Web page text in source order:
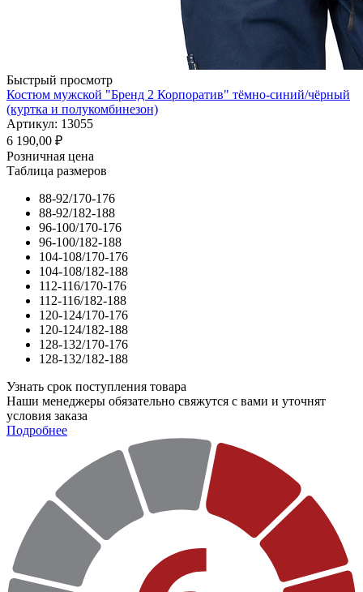
Быстрый просмотр
Костюм мужской "Бренд 2 Корпоратив" тёмно-синий/чёрный
(куртка и полукомбинезон)
Артикул: 13055
6 190,00 ₽
Розничная цена
Таблица размеров
88-92/170-176
88-92/182-188
96-100/170-176
96-100/182-188
104-108/170-176
104-108/182-188
112-116/170-176
112-116/182-188
120-124/170-176
120-124/182-188
128-132/170-176
128-132/182-188
Узнать срок поступления товара
Наши менеджеры обязательно свяжутся с вами и уточнят
условия заказа
Подробнее